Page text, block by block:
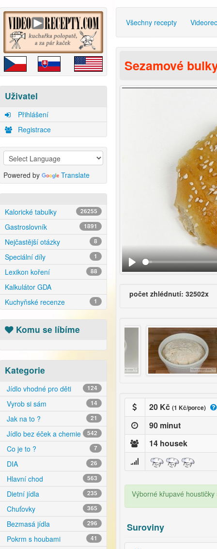
Uživatel
Přihlášení
Registrace
Powered by Translate
Kalorické tabulky 26255
Gastroslovník 1891
Nejčastější otázky 8
Speciální díly 1
Lexikon koření 88
Kalkulátor GDA
Kuchyňské recenze
1
Komu se líbíme
Kategorie
Jídlo vhodné pro děti 124
Vyrob si sám 14
Jak na to ? 21
Jídlo bez éček a chemie 542
Co je to ? 7
DIA 26
Hlavní chod 563
Dietní jídla 235
Chuťovky 365
Bezmasá jídla 296
Pokrm s houbami 41
Všechny recepty
Sezamové
počet zhlédnutí: 32502x
20 Kč (1 Kč/porce)
90 minut
14 housek
Výborné křupavé
Suroviny